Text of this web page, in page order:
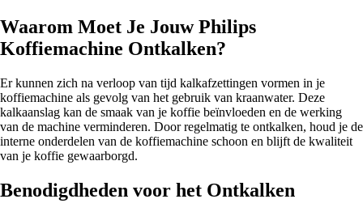
Waarom Moet Je Jouw Philips
Koffiemachine Ontkalken?
Er kunnen zich na verloop van tijd kalkafzettingen vormen in je
koffiemachine als gevolg van het gebruik van kraanwater. Deze
kalkaanslag kan de smaak van je koffie beïnvloeden en de werking
van de machine verminderen. Door regelmatig te ontkalken, houd je de
interne onderdelen van de koffiemachine schoon en blijft de kwaliteit
van je koffie gewaarborgd.
Benodigdheden voor het Ontkalken